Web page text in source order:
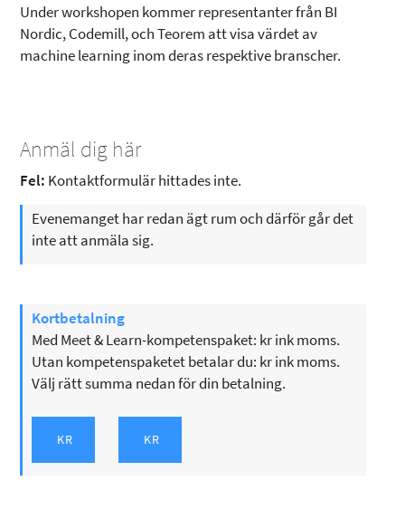
Under workshopen kommer representanter från BI
Nordic, Codemill, och Teorem att visa värdet av
machine learning inom deras respektive branscher.
Anmäl dig här
Fel: Kontaktformulär hittades inte.
Evenemanget har redan ägt rum och därför går det
inte att anmäla sig.
Kortbetalning
Med Meet & Learn-kompetenspaket: kr ink moms.
Utan kompetenspaketet betalar du: kr ink moms.
Välj rätt summa nedan för din betalning.